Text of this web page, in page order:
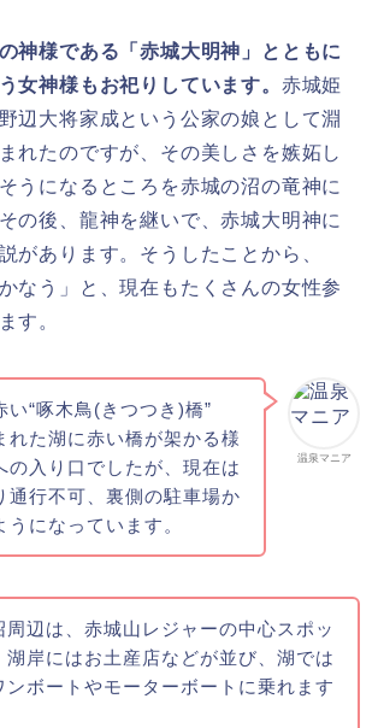
神様である「赤城大明神」とともに
女神様もお祀りしています。 赤城姫
辺大将家成という公家の娘として淵
れたのですが、その美しさを嫉妬し
うになるところを赤城の沼の竜神に
の後、龍神を継いで、赤城大明神に
があります。そうしたことから、
なう」と、現在もたくさんの女性参
す。
温泉マニア
い“啄木鳥(きつつき)橋”
れた湖に赤い橋が架かる様
の入り口でしたが、現在は
通行不可、裏側の駐車場か
うになっています。
周辺は、赤城山レジャーの中心スポッ
湖岸にはお土産店などが並び、湖では
ンボートやモーターボートに乗れます